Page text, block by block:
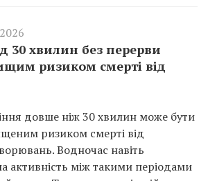
30 хвилин без перерви
ризиком смерті від
довше ніж 30 хвилин може бути
ризиком смерті від
Водночас навіть
активність між такими періодами